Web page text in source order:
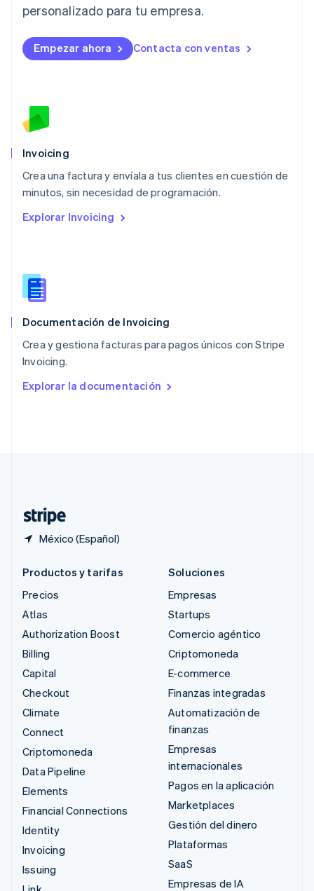
personalizado para tu empresa.
Empezar ahora Contacta con ventas
Invoicing
Crea una factura y envíala a tus clientes en cuestión de
minutos, sin necesidad de programación.
Explorar Invoicing
Documentación de Invoicing
Crea y gestiona facturas para pagos únicos con Stripe
Invoicing.
Explorar la documentación
México (Español)
Lituania
Luxemburgo
FrançaisDeutschEnglish
Malasia
English
México
Noruega
English
Nueva Zelandia
English
NederlandsEnglish
Português
RAE de Hong Kong, China
Reino Unido
República Checa
English
English
Productos y tarifas
Precios
Atlas
Authorization Boost
Billing
Capital
Checkout
Climate
Connect
Criptomoneda
Data Pipeline
Elements
Financial Connections
Identity
Invoicing
Issuing
Soluciones
Empresas
Startups
Comercio agéntico
Criptomoneda
E-commerce
Finanzas integradas
Automatización de
finanzas
Empresas
internacionales
Pagos en la aplicación
Marketplaces
Gestión del dinero
Plataformas
SaaS
Empresas de IA